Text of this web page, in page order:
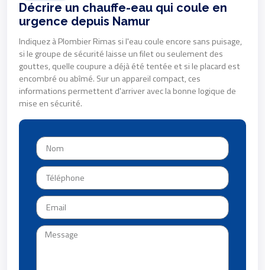
Décrire un chauffe-eau qui coule en
urgence depuis Namur
Indiquez à Plombier Rimas si l'eau coule encore sans puisage,
si le groupe de sécurité laisse un filet ou seulement des
gouttes, quelle coupure a déjà été tentée et si le placard est
encombré ou abîmé. Sur un appareil compact, ces
informations permettent d'arriver avec la bonne logique de
mise en sécurité.